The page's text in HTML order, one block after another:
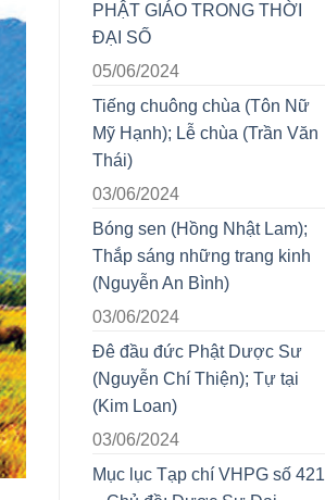
PHẬT GIÁO TRONG THỜI
ĐẠI SỐ
05/06/2024
Tiếng chuông chùa (Tôn Nữ
Mỹ Hạnh); Lễ chùa (Trần Văn
Thái)
03/06/2024
Bóng sen (Hồng Nhật Lam);
Thắp sáng những trang kinh
(Nguyễn An Bình)
03/06/2024
Đê đầu đức Phật Dược Sư
(Nguyễn Chí Thiện); Tự tại
(Kim Loan)
03/06/2024
Mục lục Tạp chí VHPG số 421